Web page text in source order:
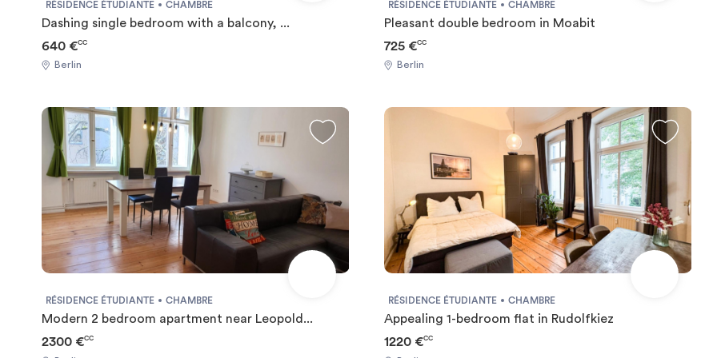
RÉSIDENCE ÉTUDIANTE CHAMBRE
Dashing single bedroom with a balcony, ...
640 €CC
Berlin
RÉSIDENCE ÉTUDIANTE CHAMBRE
Pleasant double bedroom in Moabit
725 €CC
Berlin
RÉSIDENCE ÉTUDIANTE CHAMBRE
Modern 2 bedroom apartment near Leopold...
2300 €CC
RÉSIDENCE ÉTUDIANTE CHAMBRE
Appealing 1-bedroom flat in Rudolfkiez
1220 €CC